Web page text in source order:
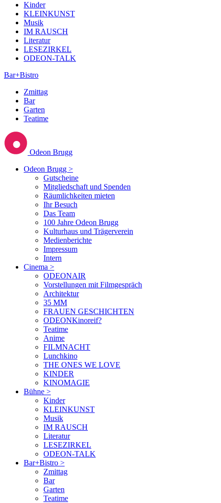
Kinder
KLEINKUNST
Musik
IM RAUSCH
Literatur
LESEZIRKEL
ODEON-TALK
Bar+Bistro
Zmittag
Bar
Garten
Teatime
Odeon Brugg
Odeon Brugg >
Gutscheine
Mitgliedschaft und Spenden
Räumlichkeiten mieten
Ihr Besuch
Das Team
100 Jahre Odeon Brugg
Kulturhaus und Trägerverein
Medienberichte
Impressum
Intern
Cinema >
ODEONAIR
Vorstellungen mit Filmgespräch
Architektur
35 MM
FRAUEN GESCHICHTEN
ODEONKinoreif?
Teatime
Anime
FILMNACHT
Lunchkino
THE ONES WE LOVE
KINDER
KINOMAGIE
Bühne >
Kinder
KLEINKUNST
Musik
IM RAUSCH
Literatur
LESEZIRKEL
ODEON-TALK
Bar+Bistro >
Zmittag
Bar
Garten
Teatime